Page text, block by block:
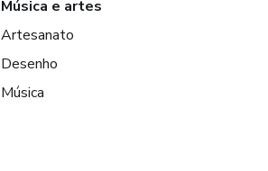
Música e artes
Artesanato
Desenho
Música